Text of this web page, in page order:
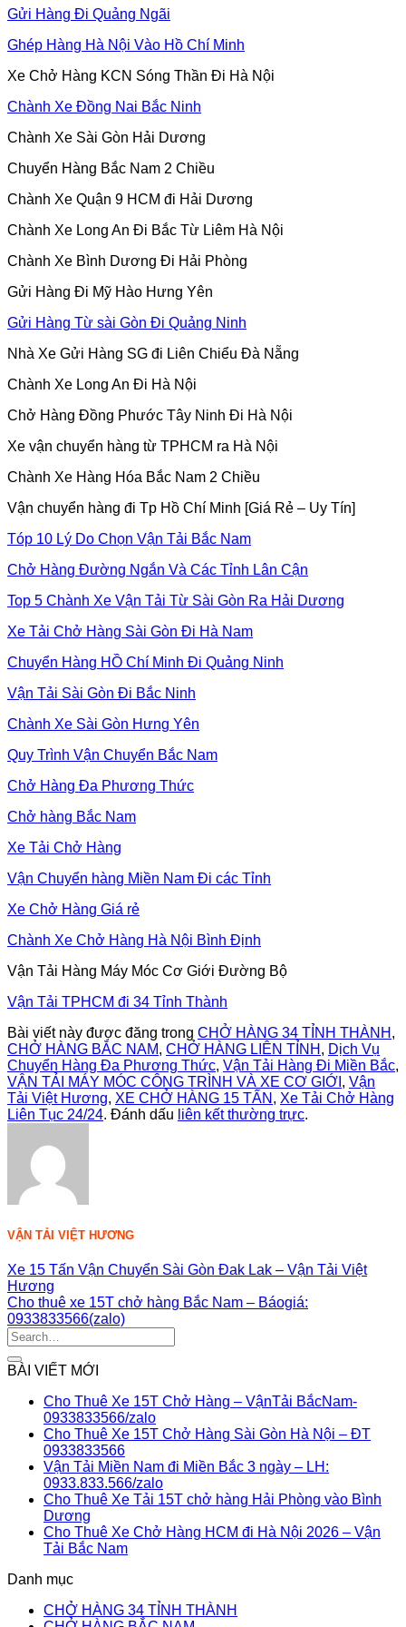
Gửi Hàng Đi Quảng Ngãi
Ghép Hàng Hà Nội Vào Hồ Chí Minh
Xe Chở Hàng KCN Sóng Thần Đi Hà Nội
Chành Xe Đồng Nai Bắc Ninh
Chành Xe Sài Gòn Hải Dương
Chuyển Hàng Bắc Nam 2 Chiều
Chành Xe Quận 9 HCM đi Hải Dương
Chành Xe Long An Đi Bắc Từ Liêm Hà Nội
Chành Xe Bình Dương Đi Hải Phòng
Gửi Hàng Đi Mỹ Hào Hưng Yên
Gửi Hàng Từ sài Gòn Đi Quảng Ninh
Nhà Xe Gửi Hàng SG đi Liên Chiểu Đà Nẵng
Chành Xe Long An Đi Hà Nội
Chở Hàng Đồng Phước Tây Ninh Đi Hà Nội
Xe vận chuyển hàng từ TPHCM ra Hà Nội
Chành Xe Hàng Hóa Bắc Nam 2 Chiều
Vận chuyển hàng đi Tp Hồ Chí Minh [Giá Rẻ – Uy Tín]
Tóp 10 Lý Do Chọn Vận Tải Bắc Nam
Chở Hàng Đường Ngắn Và Các Tỉnh Lân Cận
Top 5 Chành Xe Vận Tải Từ Sài Gòn Ra Hải Dương
Xe Tải Chở Hàng Sài Gòn Đi Hà Nam
Chuyển Hàng HỒ Chí Minh Đi Quảng Ninh
Vận Tải Sài Gòn Đi Bắc Ninh
Chành Xe Sài Gòn Hưng Yên
Quy Trình Vận Chuyển Bắc Nam
Chở Hàng Đa Phương Thức
Chở hàng Bắc Nam
Xe Tải Chở Hàng
Vận Chuyển hàng Miền Nam Đi các Tỉnh
Xe Chở Hàng Giá rẻ
Chành Xe Chở Hàng Hà Nội Bình Định
Vận Tải Hàng Máy Móc Cơ Giới Đường Bộ
Vận Tải TPHCM đi 34 Tỉnh Thành
Bài viết này được đăng trong CHỞ HÀNG 34 TỈNH THÀNH ,
CHỞ HÀNG BẮC NAM, CHỞ HÀNG LIÊN TỈNH , Dịch Vụ
Chuyển Hàng Đa Phương Thức, Vận Tải Hàng Đi Miền Bắc,
VẬN TẢI MÁY MÓC CÔNG TRÌNH VÀ XE CƠ GIỚI , Vận
Tải Việt Hương, XE CHỞ HÀNG 15 TẤN , Xe Tải Chở Hàng
Liên Tục 24/24. Đánh dấu liên kết thường trực.
VẬN TẢI VIỆT HƯƠNG
Xe 15 Tấn Vận Chuyển Sài Gòn Đak Lak – Vận Tải Việt
Hương
Cho thuê xe 15T chở hàng Bắc Nam – Báogiá:
0933833566(zalo)
BÀI VIẾT MỚI
Cho Thuê Xe 15T Chở Hàng – VậnTải BắcNam-
0933833566/zaloKhông
có
luận
ở
Cho
Xe
VậnTải
Cho Thuê Xe 15T Chở Hàng Sài Gòn Hà Nội – ĐT
0933833566Không
có
bình
luận
Cho
Thuê
Hàng
Vận Tải Miền Nam đi Miền Bắc 3 ngày – LH:
0933.833.566/zaloKhông
có
luận
Nam
Cho Thuê Xe Tải 15T chở hàng Hải Phòng vào Bình
Dương
có
bình
Thuê
Cho Thuê Xe Chở Hàng HCM đi Hà Nội 2026 – Vận
Tải Bắc NamKhông
ở
Danh mục
CHỞ HÀNG 34 TỈNH THÀNH